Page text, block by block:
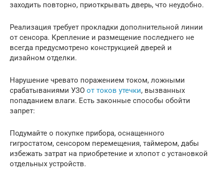
заходить повторно, приоткрывать дверь, что неудобно.
Реализация требует прокладки дополнительной линии
от сенсора. Крепление и размещение последнего не
всегда предусмотрено конструкцией дверей и
дизайном отделки.
Нарушение чревато поражением током, ложными
срабатываниями УЗО от токов утечки, вызванных
попаданием влаги. Есть законные способы обойти
запрет:
Подумайте о покупке прибора, оснащенного
гигростатом, сенсором перемещения, таймером, дабы
избежать затрат на приобретение и хлопот с установкой
отдельных устройств.